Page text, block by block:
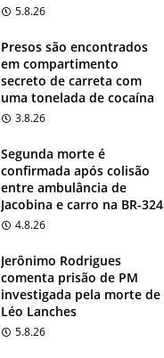
5.8.26
Presos são encontrados
em compartimento
secreto de carreta com
uma tonelada de cocaína
3.8.26
Segunda morte é
confirmada após colisão
entre ambulância de
Jacobina e carro na BR-324
4.8.26
Jerônimo Rodrigues
comenta prisão de PM
investigada pela morte de
Léo Lanches
5.8.26